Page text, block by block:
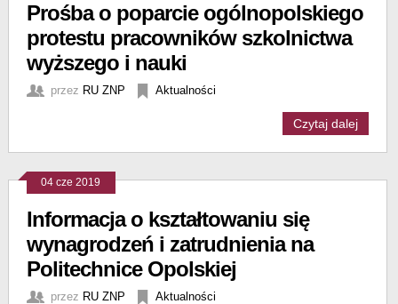
Prośba o poparcie ogólnopolskiego
protestu pracowników szkolnictwa
wyższego i nauki
przez RU ZNP Aktualności
Czytaj dalej
04 cze 2019
Informacja o kształtowaniu się
wynagrodzeń i zatrudnienia na
Politechnice Opolskiej
przez RU ZNP Aktualności